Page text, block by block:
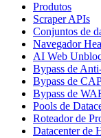
Produtos
Scraper APIs
Conjuntos de
Navegador
AI Web
Bypass de
Bypass de
Bypass de
Pools de
Roteador de
Datacenter de